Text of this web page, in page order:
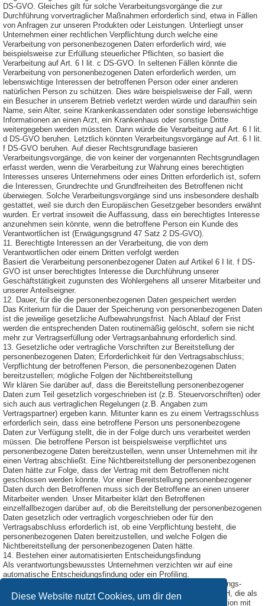
Diese Website nutzt Cookies, um dir den
DS-GVO. Gleiches gilt für solche Verarbeitungsvorgänge die zur
Durchführung vorvertraglicher Maßnahmen erforderlich sind, etwa in Fällen
von Anfragen zur unseren Produkten oder Leistungen. Unterliegt unser
Unternehmen einer rechtlichen Verpflichtung durch welche eine
Verarbeitung von personenbezogenen Daten erforderlich wird, wie
beispielsweise zur Erfüllung steuerlicher Pflichten, so basiert die
Verarbeitung auf Art. 6 I lit. c DS-GVO. In seltenen Fällen könnte die
Verarbeitung von personenbezogenen Daten erforderlich werden, um
lebenswichtige Interessen der betroffenen Person oder einer anderen
natürlichen Person zu schützen. Dies wäre beispielsweise der Fall, wenn
ein Besucher in unserem Betrieb verletzt werden würde und daraufhin sein
Name, sein Alter, seine Krankenkassendaten oder sonstige lebenswichtige
Informationen an einen Arzt, ein Krankenhaus oder sonstige Dritte
weitergegeben werden müssten. Dann würde die Verarbeitung auf Art. 6 I lit.
d DS-GVO beruhen. Letztlich könnten Verarbeitungsvorgänge auf Art. 6 I lit.
f DS-GVO beruhen. Auf dieser Rechtsgrundlage basieren
Verarbeitungsvorgänge, die von keiner der vorgenannten Rechtsgrundlagen
erfasst werden, wenn die Verarbeitung zur Wahrung eines berechtigten
Interesses unseres Unternehmens oder eines Dritten erforderlich ist, sofern
die Interessen, Grundrechte und Grundfreiheiten des Betroffenen nicht
überwiegen. Solche Verarbeitungsvorgänge sind uns insbesondere deshalb
gestattet, weil sie durch den Europäischen Gesetzgeber besonders erwähnt
wurden. Er vertrat insoweit die Auffassung, dass ein berechtigtes Interesse
anzunehmen sein könnte, wenn die betroffene Person ein Kunde des
Verantwortlichen ist (Erwägungsgrund 47 Satz 2 DS-GVO).
11. Berechtigte Interessen an der Verarbeitung, die von dem
Verantwortlichen oder einem Dritten verfolgt werden
Basiert die Verarbeitung personenbezogener Daten auf Artikel 6 I lit. f DS-
GVO ist unser berechtigtes Interesse die Durchführung unserer
Geschäftstätigkeit zugunsten des Wohlergehens all unserer Mitarbeiter und
unserer Anteilseigner.
12. Dauer, für die die personenbezogenen Daten gespeichert werden
Das Kriterium für die Dauer der Speicherung von personenbezogenen Daten
ist die jeweilige gesetzliche Aufbewahrungsfrist. Nach Ablauf der Frist
werden die entsprechenden Daten routinemäßig gelöscht, sofern sie nicht
mehr zur Vertragserfüllung oder Vertragsanbahnung erforderlich sind.
13. Gesetzliche oder vertragliche Vorschriften zur Bereitstellung der
personenbezogenen Daten; Erforderlichkeit für den Vertragsabschluss;
Verpflichtung der betroffenen Person, die personenbezogenen Daten
bereitzustellen; mögliche Folgen der Nichtbereitstellung
Wir klären Sie darüber auf, dass die Bereitstellung personenbezogener
Daten zum Teil gesetzlich vorgeschrieben ist (z.B. Steuervorschriften) oder
sich auch aus vertraglichen Regelungen (z.B. Angaben zum
Vertragspartner) ergeben kann. Mitunter kann es zu einem Vertragsschluss
erforderlich sein, dass eine betroffene Person uns personenbezogene
Daten zur Verfügung stellt, die in der Folge durch uns verarbeitet werden
müssen. Die betroffene Person ist beispielsweise verpflichtet uns
personenbezogene Daten bereitzustellen, wenn unser Unternehmen mit ihr
einen Vertrag abschließt. Eine Nichtbereitstellung der personenbezogenen
Daten hätte zur Folge, dass der Vertrag mit dem Betroffenen nicht
geschlossen werden könnte. Vor einer Bereitstellung personenbezogener
Daten durch den Betroffenen muss sich der Betroffene an einen unserer
Mitarbeiter wenden. Unser Mitarbeiter klärt den Betroffenen
einzelfallbezogen darüber auf, ob die Bereitstellung der personenbezogenen
Daten gesetzlich oder vertraglich vorgeschrieben oder für den
Vertragsabschluss erforderlich ist, ob eine Verpflichtung besteht, die
personenbezogenen Daten bereitzustellen, und welche Folgen die
Nichtbereitstellung der personenbezogenen Daten hätte.
14. Bestehen einer automatisierten Entscheidungsfindung
Als verantwortungsbewusstes Unternehmen verzichten wir auf eine
automatische Entscheidungsfindung oder ein Profiling.
Diese Datenschutzerklärung wurde durch den Datenschutzerklärungs-
Generator der DGD Deutsche Gesellschaft für Datenschutz GmbH, die als
Externer Datenschutzbeauftragter Passau
tätig ist, in Kooperation mit